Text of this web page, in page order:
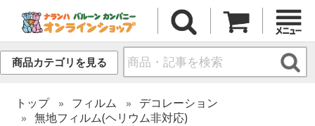
商品カテゴリを見る
トップ フィルム
デコレーション
無地フィルム(ヘリウム非対応)